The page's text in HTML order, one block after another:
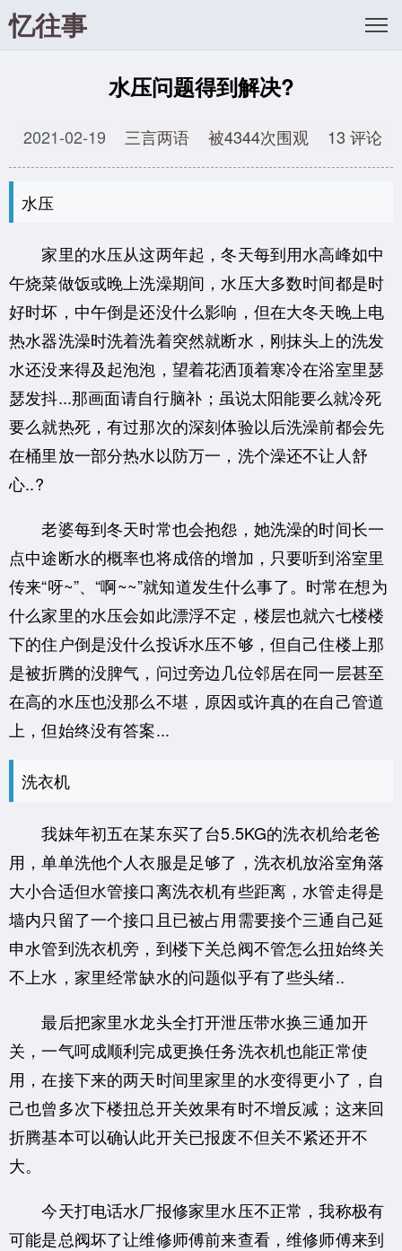
忆往事
水压问题得到解决?
2021-02-19 三言两语 被4344次围观 13 评论
水压
家里的水压从这两年起，冬天每到用水高峰如中
午烧菜做饭或晚上洗澡期间，水压大多数时间都是时
好时坏，中午倒是还没什么影响，但在大冬天晚上电
热水器洗澡时洗着洗着突然就断水，刚抹头上的洗发
水还没来得及起泡泡，望着花洒顶着寒冷在浴室里瑟
瑟发抖...那画面请自行脑补；虽说太阳能要么就冷死
要么就热死，有过那次的深刻体验以后洗澡前都会先
在桶里放一部分热水以防万一，洗个澡还不让人舒
心..?
老婆每到冬天时常也会抱怨，她洗澡的时间长一
点中途断水的概率也将成倍的增加，只要听到浴室里
传来“呀~”、“啊~~”就知道发生什么事了。时常在想为
什么家里的水压会如此漂浮不定，楼层也就六七楼楼
下的住户倒是没什么投诉水压不够，但自己住楼上那
是被折腾的没脾气，问过旁边几位邻居在同一层甚至
在高的水压也没那么不堪，原因或许真的在自己管道
上，但始终没有答案...
洗衣机
我妹年初五在某东买了台5.5KG的洗衣机给老爸
用，单单洗他个人衣服是足够了，洗衣机放浴室角落
大小合适但水管接口离洗衣机有些距离，水管走得是
墙内只留了一个接口且已被占用需要接个三通自己延
申水管到洗衣机旁，到楼下关总阀不管怎么扭始终关
不上水，家里经常缺水的问题似乎有了些头绪..
最后把家里水龙头全打开泄压带水换三通加开
关，一气呵成顺利完成更换任务洗衣机也能正常使
用，在接下来的两天时间里家里的水变得更小了，自
己也曾多次下楼扭总开关效果有时不增反减；这来回
折腾基本可以确认此开关已报废不但关不紧还开不
大。
今天打电话水厂报修家里水压不正常，我称极有
可能是总阀坏了让维修师傅前来查看，维修师傅来到